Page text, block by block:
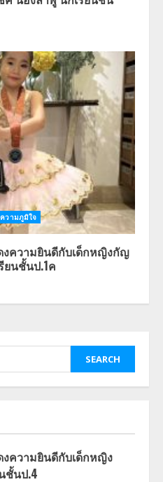
วามภูมิใจ
งความยินดีกับเด็กหญิงกัญ
ยนชั้นป.1ค
ความยินดีกับเด็กหญิง
ชั้นป.4